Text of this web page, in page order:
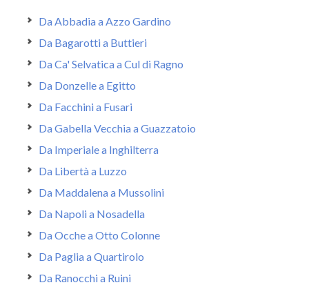
Da Abbadia a Azzo Gardino
Da Bagarotti a Buttieri
Da Ca' Selvatica a Cul di Ragno
Da Donzelle a Egitto
Da Facchini a Fusari
Da Gabella Vecchia a Guazzatoio
Da Imperiale a Inghilterra
Da Libertà a Luzzo
Da Maddalena a Mussolini
Da Napoli a Nosadella
Da Ocche a Otto Colonne
Da Paglia a Quartirolo
Da Ranocchi a Ruini